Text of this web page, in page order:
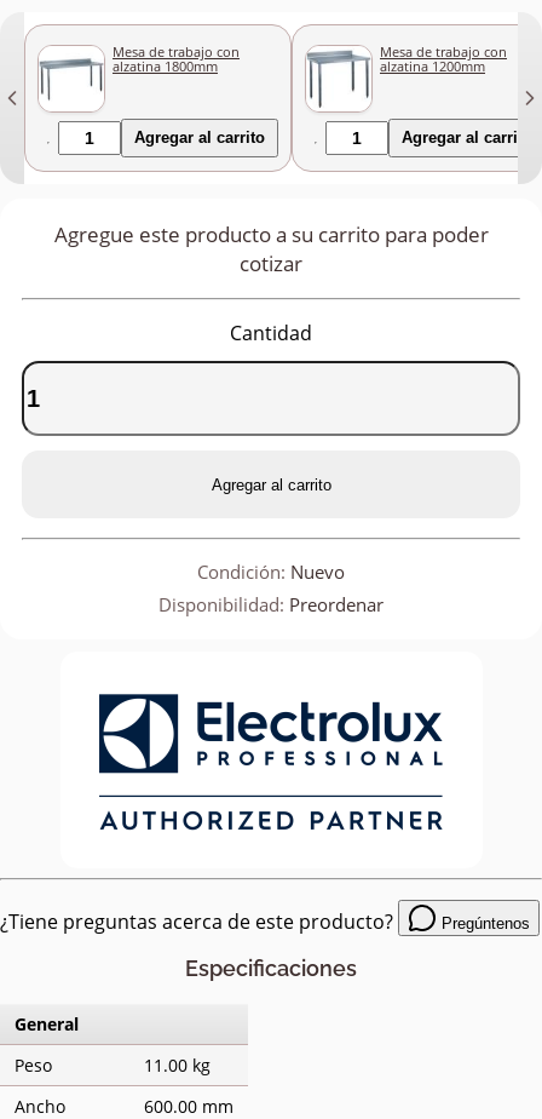
Mesa de trabajo con
alzatina 1800mm
Agregar al carrito
Mesa de trabajo con
alzatina 1200mm
Agregar al carrito
Agregue este producto a su carrito para poder
cotizar
Cantidad
Agregar al carrito
Condición: Nuevo
Disponibilidad: Preordenar
¿Tiene preguntas acerca de este producto? Pregúntenos
Especificaciones
General
Peso
11.00 kg
Ancho
600.00 mm